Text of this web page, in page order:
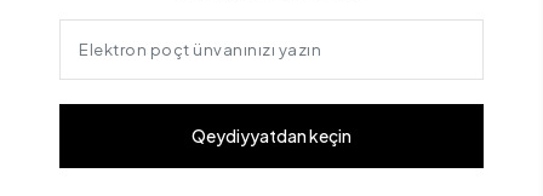
Qeydiyyatdan keçin